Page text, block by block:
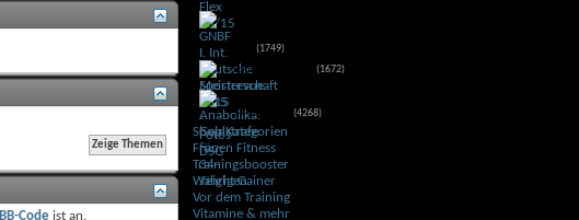
BB-Code istan.
GNBF I. Int. Deutsche
(1749)
Sportrevue 6/15
(1672)
34-Jährigen
(4268)
Shop Kategorien
Frauen Fitness
Trainingsbooster
Weight Gainer
Vor dem Training
Vitamine & mehr